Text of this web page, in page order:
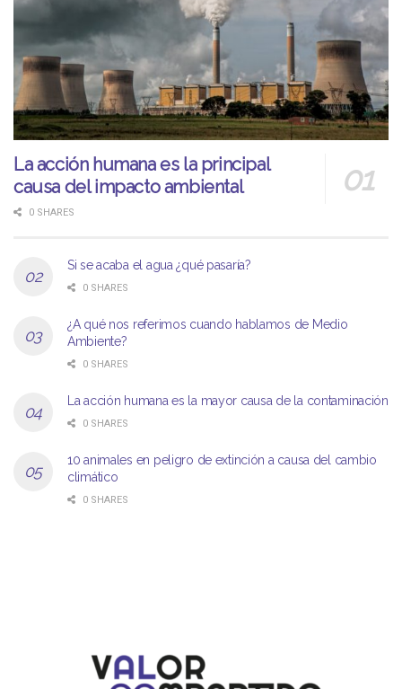
La acción humana es la principal
causa del impacto ambiental
0 SHARES
Si se acaba el agua ¿qué pasaría?
0 SHARES
¿A qué nos referimos cuando hablamos de Medio
Ambiente?
0 SHARES
La acción humana es la mayor causa de la contaminación
0 SHARES
10 animales en peligro de extinción a causa del cambio
climático
0 SHARES